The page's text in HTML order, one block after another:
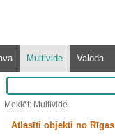
Multivide Valoda
Meklēt: Multivide
Atlasīti objekti no